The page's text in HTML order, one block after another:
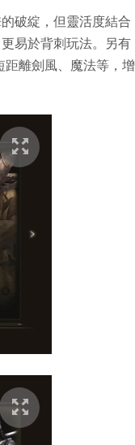
破綻，但靈活度結合
易於背刺玩法。另有
離劍風、魔法等，增